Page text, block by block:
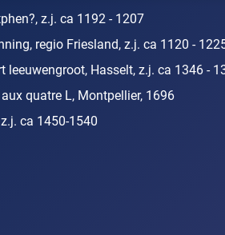
z.j. ca 1192 - 1207
regio Friesland, z.j. ca 1120 -
leeuwengroot, Hasselt, z.j. ca 1346 -
quatre L, Montpellier, 1696
ca 1450-1540